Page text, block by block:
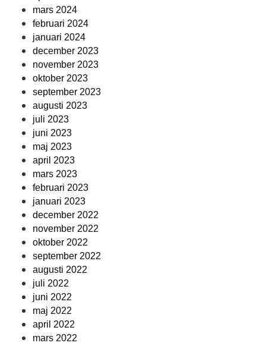
mars 2024
februari 2024
januari 2024
december 2023
november 2023
oktober 2023
september 2023
augusti 2023
juli 2023
juni 2023
maj 2023
april 2023
mars 2023
februari 2023
januari 2023
december 2022
november 2022
oktober 2022
september 2022
augusti 2022
juli 2022
juni 2022
maj 2022
april 2022
mars 2022